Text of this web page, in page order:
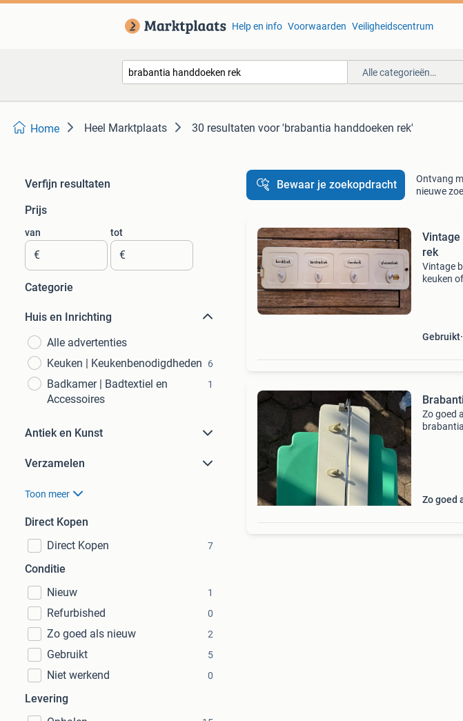
Help en info Voorwaarden Veiligheidscentrum
Alle categorieën…
Home Heel Marktplaats 30 resultaten voor 'brabantia handdoeken rek'
Verfijn resultaten
Prijs
van
€
tot
€
Categorie
Huis en Inrichting
Alle advertenties
Keuken | Keukenbenodigdheden
6
Badkamer | Badtextiel en
Accessoires
1
Antiek en Kunst
Verzamelen
Toon meer
Direct Kopen
Direct Kopen
7
Conditie
Nieuw
1
Refurbished 0
Zo goed als nieuw 2
Gebruikt 5
Niet werkend 0
Levering
Bewaar je zoekopdracht
Ontvang
nieuwe
rek
Vintage
keuken
Gebruikt
Zo goed
Zo goed